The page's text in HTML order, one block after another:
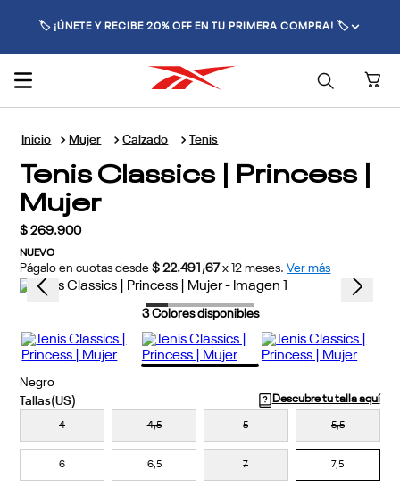
🏷️ ¡ÚNETE Y RECIBE 20% OFF EN TU PRIMERA COMPRA! 🏷️
Mujer Calzado Tenis
Tenis Classics | Princess |
Mujer
$ 269.900
NUEVO
Págalo en cuotas desde $ 22.491,67 x 12 meses. Ver más
3Colores disponibles
Negro
Descubre tu talla aquí
4 4,5 5 5,5
6 6,5 7 7,5